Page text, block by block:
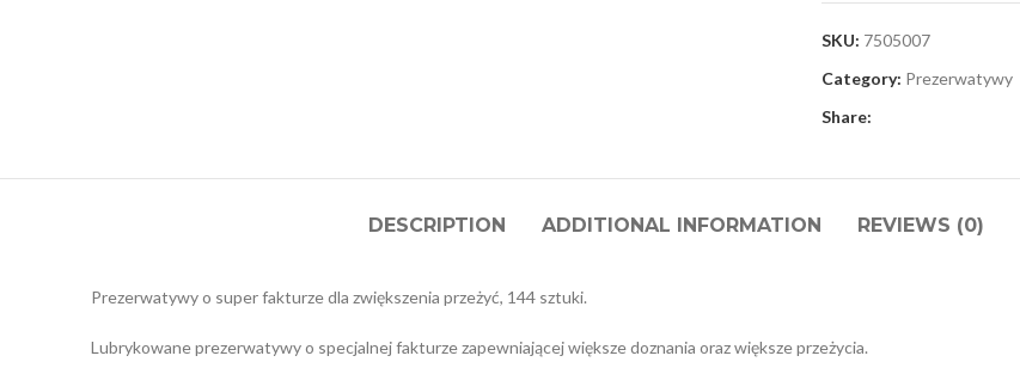
SKU: 7505007
Category: Prezerwatywy
Share:
DESCRIPTION ADDITIONAL INFORMATION REVIEWS (0)
Prezerwatywy o super fakturze dla zwiększenia przeżyć, 144 sztuki.
Lubrykowane prezerwatywy o specjalnej fakturze zapewniającej większe doznania oraz większe przeżycia.